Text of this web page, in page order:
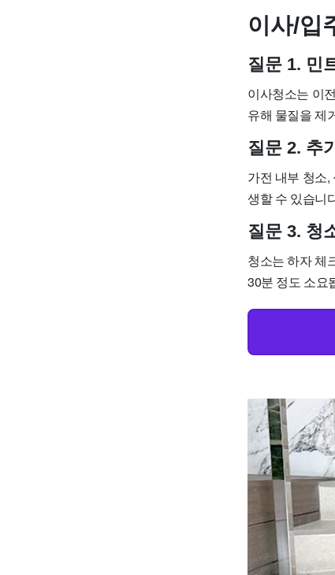
이사/입
질문 1. 민
이사청소는 이
유해 물질을 제
질문 2. 추
가전 내부 청소
생할 수 있습니
질문 3. 청
청소는 하자 체
30분 정도 소요